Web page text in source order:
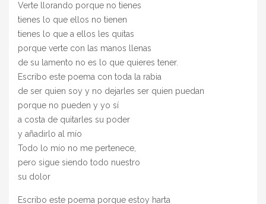
Verte llorando porque no tienes
tienes lo que ellos no tienen
tienes lo que a ellos les quitas
porque verte con las manos llenas
de su lamento no es lo que quieres tener.
Escribo este poema con toda la rabia
de ser quien soy y no dejarles ser quien puedan
porque no pueden y yo sí
a costa de quitarles su poder
y añadirlo al mío
Todo lo mío no me pertenece,
pero sigue siendo todo nuestro
su dolor
Escribo este poema porque estoy harta